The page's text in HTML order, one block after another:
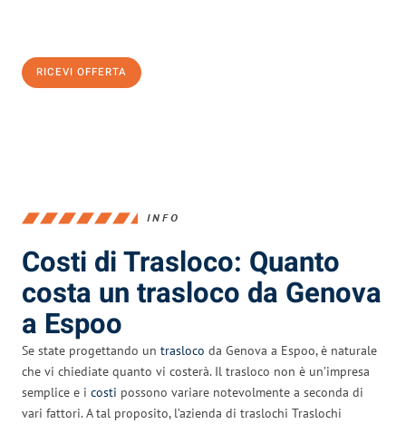
RICEVI OFFERTA
INFO
Costi di Trasloco: Quanto
costa un trasloco da Genova
a Espoo
Se state progettando un trasloco da Genova a Espoo, è naturale
che vi chiediate quanto vi costerà. Il trasloco non è un’impresa
semplice e i costi possono variare notevolmente a seconda di
vari fattori. A tal proposito, l’azienda di traslochi Traslochi